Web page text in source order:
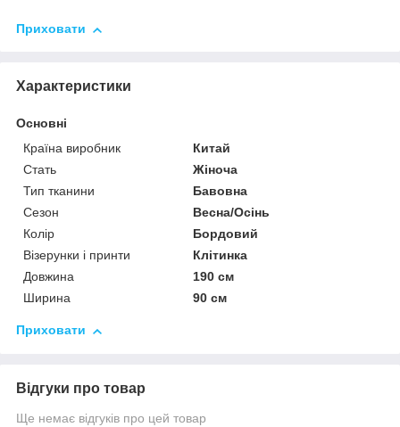
Приховати
Характеристики
Основні
Країна виробник
Китай
Стать
Жіноча
Тип тканини
Бавовна
Сезон
Весна/Осінь
Колір
Бордовий
Візерунки і принти
Клітинка
Довжина
190 см
Ширина
90 см
Приховати
Відгуки про товар
Ще немає відгуків про цей товар